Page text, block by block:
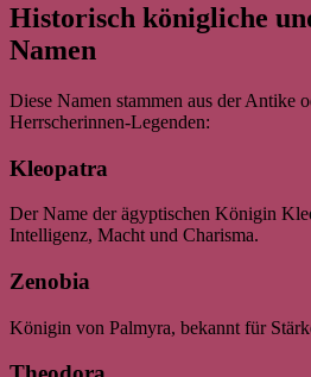
Historisch königliche
Namen
Diese Namen stammen aus der Antike
Herrscherinnen-Legenden:
Kleopatra
Der Name der ägyptischen Königin
Intelligenz, Macht und Charisma.
Zenobia
Königin von Palmyra, bekannt für